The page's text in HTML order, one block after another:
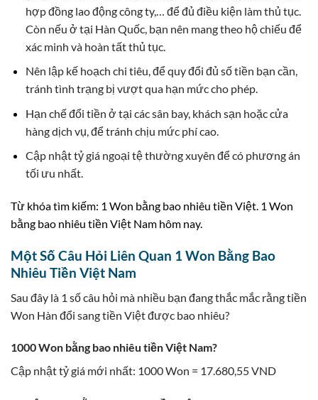
hợp đồng lao động công ty,… để đủ điều kiện làm thủ tục.
Còn nếu ở tại Hàn Quốc, bạn nên mang theo hộ chiếu để
xác minh và hoàn tất thủ tục.
Nên lập kế hoạch chi tiêu, để quy đổi đủ số tiền bạn cần,
tránh tình trạng bị vượt qua hạn mức cho phép.
Hạn chế đổi tiền ở tại các sân bay, khách sạn hoặc cửa
hàng dịch vụ, để tránh chịu mức phí cao.
Cập nhật tỷ giá ngoại tệ thường xuyên để có phương án
tối ưu nhất.
Từ khóa tìm kiếm: 1 Won bằng bao nhiêu tiền Việt. 1 Won
bằng bao nhiêu tiền Việt Nam hôm nay.
Một Số Câu Hỏi Liên Quan 1 Won Bằng Bao
Nhiêu Tiền Việt Nam
Sau đây là 1 số câu hỏi mà nhiều bạn đang thắc mắc rằng tiền
Won Hàn đổi sang tiền Việt được bao nhiêu?
1000 Won bằng bao nhiêu tiền Việt Nam?
Cập nhật tỷ giá mới nhất: 1000 Won = 17.680,55 VND